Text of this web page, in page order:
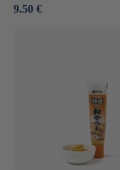
Normale
9.50 €